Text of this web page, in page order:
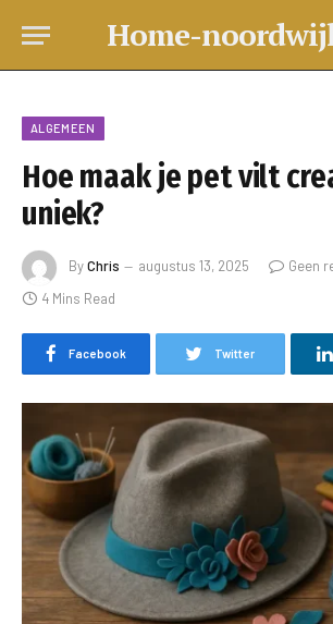
Home-
ALGEMEEN
Hoe maak je pet vilt
uniek?
ByChris augustus 13, 2025
Geen
4 Mins Read
Facebook Twitter